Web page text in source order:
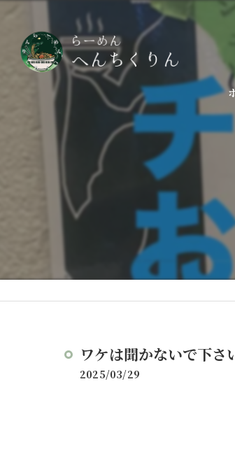
ワケは聞かないで下
2025/03/29